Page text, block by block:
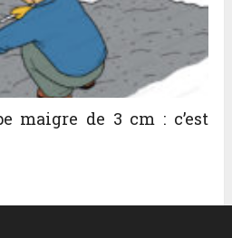
maigre de 3 cm : c’est